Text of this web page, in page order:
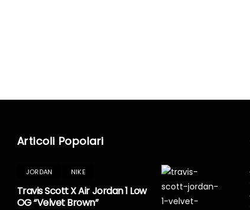
Articoli Popolari
JORDAN NIKE
Travis Scott X Air Jordan 1 Low
OG “Velvet Brown”